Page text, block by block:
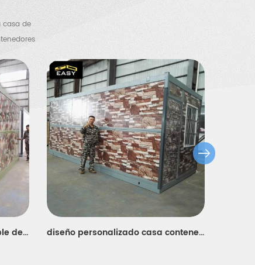
casa de
cobertizo
Casa de contenedores plegable de color prefabricada portátil económica diseño personalizado casa contenedor barato plegable